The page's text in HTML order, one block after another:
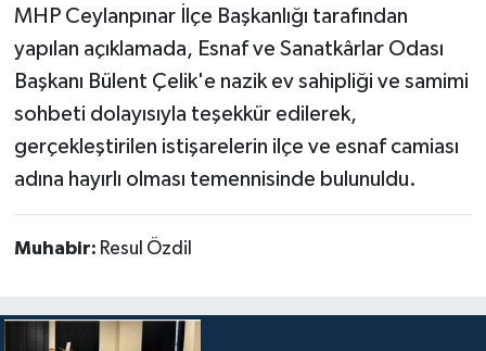
MHP Ceylanpınar İlçe Başkanlığı tarafından
yapılan açıklamada, Esnaf ve Sanatkârlar Odası
Başkanı Bülent Çelik'e nazik ev sahipliği ve samimi
sohbeti dolayısıyla teşekkür edilerek,
gerçekleştirilen istişarelerin ilçe ve esnaf camiası
adına hayırlı olması temennisinde bulunuldu.
Muhabir: Resul Özdil